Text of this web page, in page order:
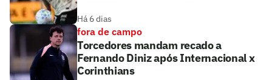
Há 6 dias
fora de campo
Torcedores mandam recado a
Fernando Diniz após Internacional x
Corinthians